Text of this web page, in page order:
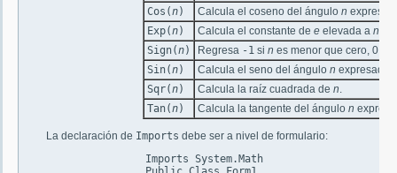
Cos(n) Calcula el coseno del ángulo n
Exp(n) Calcula el constante de e elevada a n
Sign(n) Regresa -1 si n es menor que cero, 0 si
Sin(n) Calcula el seno del ángulo n expresado
Sqr(n) Calcula la raíz cuadrada de n.
Tan(n) Calcula la tangente del ángulo n
La declaración de Imports debe ser a nivel de formulario: